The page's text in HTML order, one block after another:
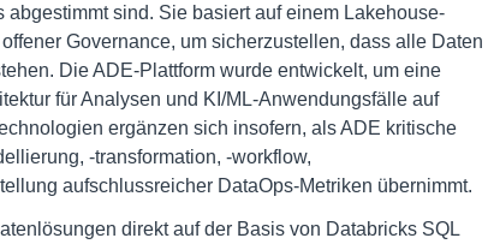
sind. Sie basiert auf einem Lakehouse-
Governance, um sicherzustellen, dass alle Daten
Die ADE-Plattform wurde entwickelt, um eine
für Analysen und KI/ML-Anwendungsfälle auf
ergänzen sich insofern, als ADE kritische
-transformation, -workflow,
aufschlussreicher DataOps-Metriken übernimmt.
direkt auf der Basis von Databricks SQL